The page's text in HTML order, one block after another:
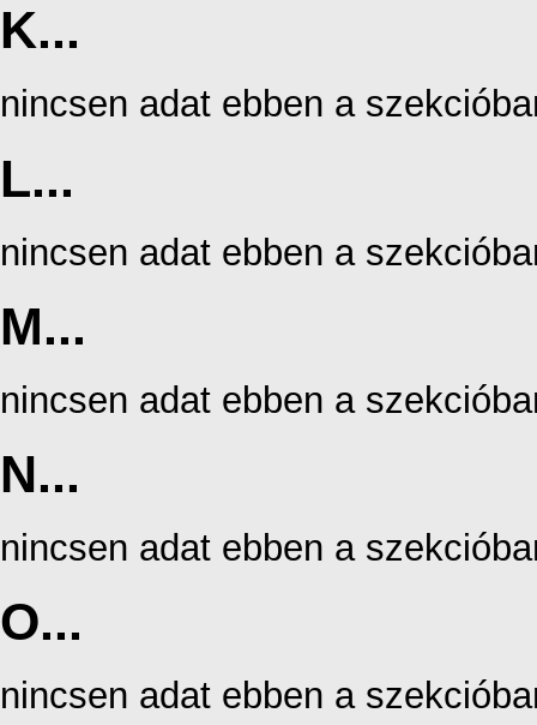
K...
nincsen adat ebben a
L...
nincsen adat ebben a
M...
nincsen adat ebben a
N...
nincsen adat ebben a
O...
nincsen adat ebben a